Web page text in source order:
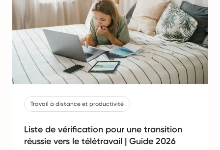
Travail à distance et productivité
Liste de vérification pour une transition
réussie vers le télétravail | Guide 2026